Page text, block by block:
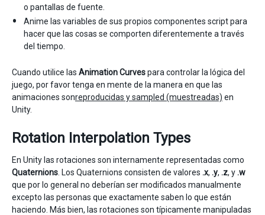
o pantallas de fuente.
Anime las variables de sus propios componentes script para
hacer que las cosas se comporten diferentemente a través
del tiempo.
Cuando utilice las Animation Curvespara controlar la lógica del
juego, por favor tenga en mente de la manera en que las
animaciones sonreproducidas y sampled (muestreadas) en
Unity.
Rotation Interpolation Types
En Unity las rotaciones son internamente representadas como
Quaternions . Los Quaternions consisten de valores .x, .y, .z, y .w
que por lo general no deberían ser modificados manualmente
excepto las personas que exactamente saben lo que están
haciendo. Más bien, las rotaciones son típicamente manipuladas